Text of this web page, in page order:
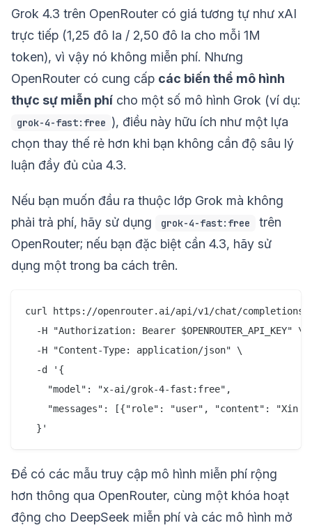
Grok 4.3 trên OpenRouter có giá tương tự như xAI
trực tiếp (1,25 đô la / 2,50 đô la cho mỗi 1M
token), vì vậy nó không miễn phí. Nhưng
OpenRouter có cung cấp các biến thể mô hình
thực sự miễn phí cho một số mô hình Grok (ví dụ:
grok-4-fast:free ), điều này hữu ích như một lựa
chọn thay thế rẻ hơn khi bạn không cần độ sâu lý
luận đầy đủ của 4.3.
Nếu bạn muốn đầu ra thuộc lớp Grok mà không
phải trả phí, hãy sử dụng
grok-4-fast:free
trên
OpenRouter; nếu bạn đặc biệt cần 4.3, hãy sử
dụng một trong ba cách trên.
curl https://openrouter.ai/api/v1/chat/completions
  -H "Authorization: Bearer $OPENROUTER_API_KEY" \
  -H "Content-Type: application/json" \
  -d '{
    "model": "x-ai/grok-4-fast:free",
"messages": [{"role": "user", "content": "Xin
Để có các mẫu truy cập mô hình miễn phí rộng
hơn thông qua OpenRouter, cùng một khóa hoạt
động cho DeepSeek miễn phí và các mô hình mở